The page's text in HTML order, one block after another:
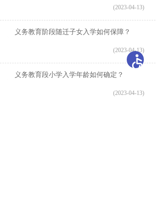
(2023-04-13)
义务教育阶段随迁子女入学如何保障？
(2023-04-13)
义务教育段小学入学年龄如何确定？
(2023-04-13)